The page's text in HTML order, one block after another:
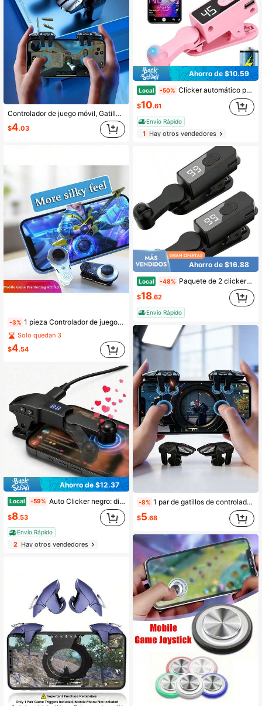
Controlador de juego móvil, Gatillo de juego móvil, Accesorio de controlador de tecla de disparo (sin batería), Adecuado para jugadores de teléfonos móviles para mejorar la precisión de disparo y proporcionar una mejor experiencia de juego, Gatillo de juego móvil de seis dedos Apuntando y disparando El botón L1 R1 ABS es adecuado para el mango de juego universal Android IOS
$4.03
-3% 1 pieza Controlador de juego móvil universal con pinza, mini joystick portátil para juegos, fácil de instalar y desmontar, acabado mate amigable con la piel, sin batería requerida
Solo quedan 3
$4.54
Ahorro de $12.37
Local -59% Auto Clicker negro: dispositivo plug and play para iPhone, simulación de clics rápidos y continuos con el dedo para likes, transmisiones en vivo y flashes.
$8.53
Envío Rápido
2Hay otros vendedores
Ahorro de $10.59
Local -50% Clicker automático portátil con batería incorporada, larga duración de la batería, operación silenciosa sin manos, conveniente para transmisiones en vivo, juegos, dar me gusta y tareas de recompensa
$10.61
Envío Rápido
1Hay otros vendedores
Ahorro de $16.88
Local -48% Paquete de 2 clickers automáticos recargables inalámbricos para smartphones, con 107 velocidades ajustables, para transmisiones en vivo, juegos, tareas repetitivas y compras con clickers de pantalla automáticos
$18.62
Envío Rápido
-8% 1 par de gatillos de controlador de juego móvil, botones de disparo y apuntado sensibles de seis dedos, adecuados para juegos de teléfono inteligente, gamepad ergonómico para juegos móviles para iOS y Android, regalo de cumpleaños de primavera
$5.68